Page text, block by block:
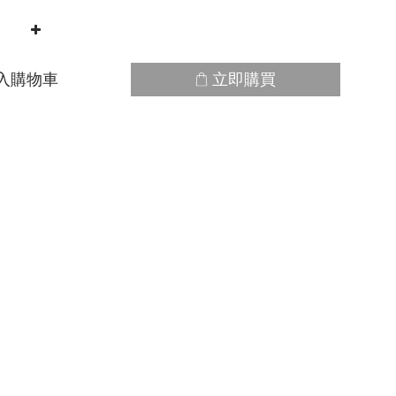
購物車 立即購買